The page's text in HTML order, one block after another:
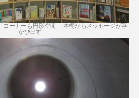
コーナーも円形空間 本棚からメッセージが浮
かび出す